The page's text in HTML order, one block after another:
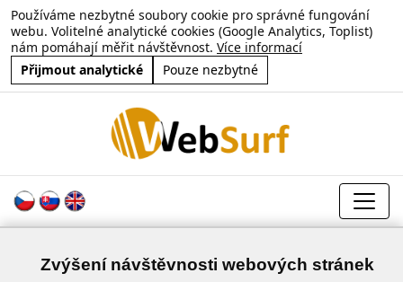
Používáme nezbytné soubory cookie pro správné fungování
webu. Volitelné analytické cookies (Google Analytics, Toplist)
nám pomáhají měřit návštěvnost. Více informací
Přijmout analytické
Pouze nezbytné
Zvýšení návštěvnosti webových stránek